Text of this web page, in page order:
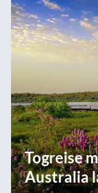
Togreise
Australia